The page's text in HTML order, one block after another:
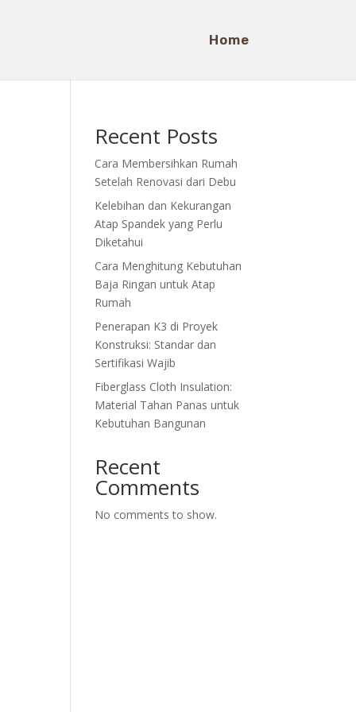
Home
Recent Posts
Cara Membersihkan Rumah
Setelah Renovasi dari Debu
Kelebihan dan Kekurangan
Atap Spandek yang Perlu
Diketahui
Cara Menghitung Kebutuhan
Baja Ringan untuk Atap
Rumah
Penerapan K3 di Proyek
Konstruksi: Standar dan
Sertifikasi Wajib
Fiberglass Cloth Insulation:
Material Tahan Panas untuk
Kebutuhan Bangunan
Recent
Comments
No comments to show.